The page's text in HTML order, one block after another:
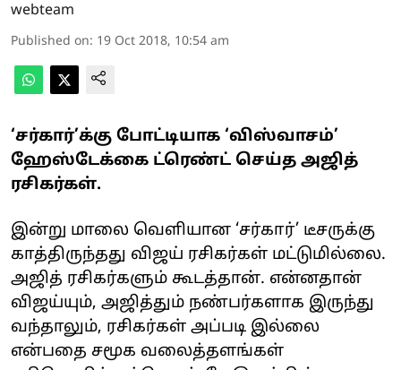
webteam
Published on: 19 Oct 2018, 10:54 am
‘சர்கார்’க்கு போட்டியாக ‘விஸ்வாசம்’
ஹேஸ்டேக்கை ட்ரெண்ட் செய்த அஜித்
ரசிகர்கள்.
இன்று மாலை வெளியான ‘சர்கார்’ டீசருக்கு
காத்திருந்தது விஜய் ரசிகர்கள் மட்டுமில்லை.
அஜித் ரசிகர்களும் கூடத்தான். என்னதான்
விஜய்யும், அஜித்தும் நண்பர்களாக இருந்து
வந்தாலும், ரசிகர்கள் அப்படி இல்லை
என்பதை சமூக வலைத்தளங்கள்